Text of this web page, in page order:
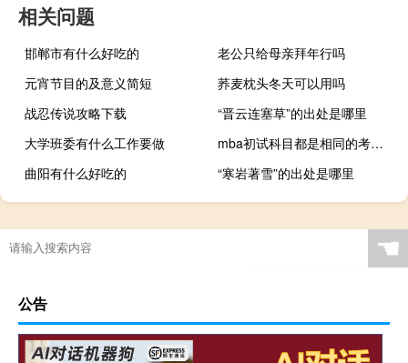
相关问题
邯郸市有什么好吃的
老公只给母亲拜年行吗
元宵节目的及意义简短
荞麦枕头冬天可以用吗
战忍传说攻略下载
“晋云连塞草”的出处是哪里
大学班委有什么工作要做
mba初试科目都是相同的考试时间吗
曲阳有什么好吃的
“寒岩著雪”的出处是哪里
☚
公告